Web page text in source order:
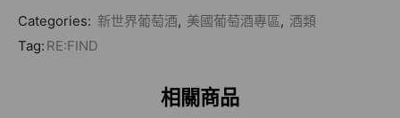
Categories: 新世界葡萄酒, 美國葡萄酒專區, 酒類
Tag: RE:FIND
相關商品